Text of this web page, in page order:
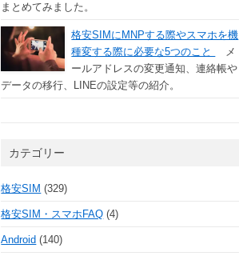
まとめてみました。
格安SIMにMNPする際やスマホを機
種変する際に必要な5つのこと
メ
ールアドレスの変更通知、連絡帳や
データの移行、LINEの設定等の紹介。
カテゴリー
格安SIM (329)
格安SIM・スマホFAQ (4)
Android (140)